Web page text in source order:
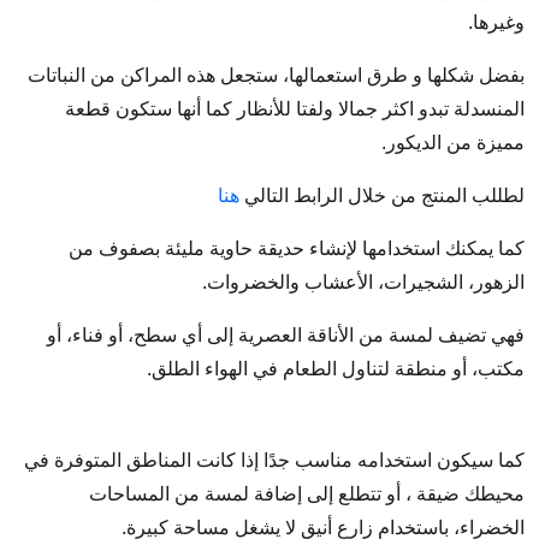
وغيرها.
بفضل شكلها و طرق استعمالها، ستجعل هذه المراكن من النباتات
المنسدلة تبدو اكثر جمالا ولفتا للأنظار كما أنها ستكون قطعة
مميزة من الديكور.
لطللب المنتج من خلال الرابط التالي هنا
كما يمكنك استخدامها لإنشاء حديقة حاوية مليئة بصفوف من
الزهور، الشجيرات، الأعشاب والخضروات.
فهي تضيف لمسة من الأناقة العصرية إلى أي سطح، أو فناء، أو
مكتب، أو منطقة لتناول الطعام في الهواء الطلق.
كما سيكون استخدامه مناسب جدًا إذا كانت المناطق المتوفرة في
محيطك ضيقة ، أو تتطلع إلى إضافة لمسة من المساحات
الخضراء، باستخدام زارع أنيق لا يشغل مساحة كبيرة.